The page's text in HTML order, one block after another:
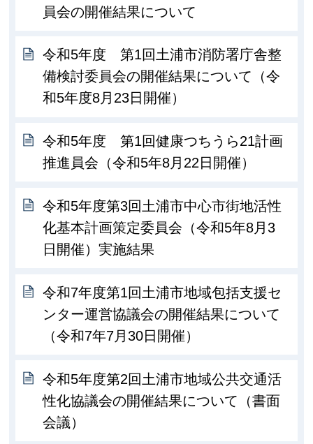
員会の開催結果について
令和5年度 第1回土浦市消防署庁舎整
備検討委員会の開催結果について（令
和5年度8月23日開催）
令和5年度 第1回健康つちうら21計画
推進員会（令和5年8月22日開催）
令和5年度第3回土浦市中心市街地活性
化基本計画策定委員会（令和5年8月3
日開催）実施結果
令和7年度第1回土浦市地域包括支援セ
ンター運営協議会の開催結果について
（令和7年7月30日開催）
令和5年度第2回土浦市地域公共交通活
性化協議会の開催結果について（書面
会議）